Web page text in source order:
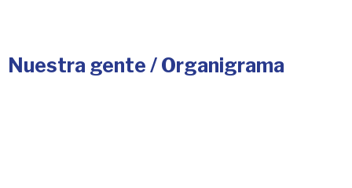
Nuestra gente / Organigrama